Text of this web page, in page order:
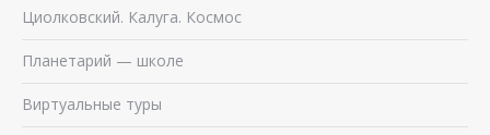
Циолковский. Калуга. Космос
Планетарий — школе
Виртуальные туры